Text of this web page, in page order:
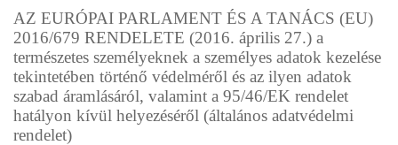
AZ EURÓPAI PARLAMENT ÉS A TANÁCS (EU)
2016/679 RENDELETE (2016. április 27.) a
természetes személyeknek a személyes adatok kezelése
tekintetében történő védelméről és az ilyen adatok
szabad áramlásáról, valamint a 95/46/EK rendelet
hatályon kívül helyezéséről (általános adatvédelmi
rendelet)